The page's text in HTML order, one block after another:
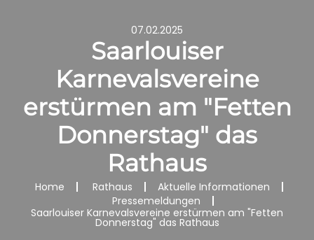
07.02.2025
Saarlouiser
Karnevalsvereine
erstürmen am "Fetten
Donnerstag" das
Rathaus
Home Rathaus
Aktuelle Informationen
Pressemeldungen
Saarlouiser Karnevalsvereine erstürmen am "Fetten
Donnerstag" das Rathaus